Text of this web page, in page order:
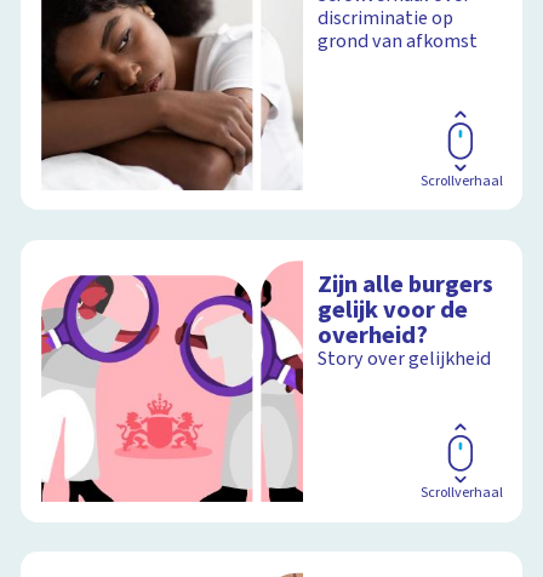
discriminatie op
grond van afkomst
Scrollverhaal
Zijn alle burgers
gelijk voor de
overheid?
Story over gelijkheid
Scrollverhaal